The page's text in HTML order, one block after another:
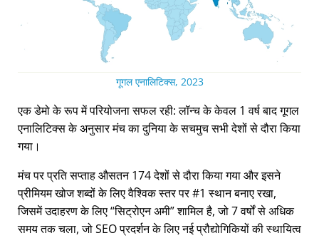
गूगल एनालिटिक्स, 2023
एक डेमो के रूप में परियोजना सफल रही: लॉन्च के केवल 1 वर्ष बाद गूगल
एनालिटिक्स के अनुसार मंच का दुनिया के सचमुच सभी देशों से दौरा किया
गया।
मंच पर प्रति सप्ताह औसतन 174 देशों से दौरा किया गया और इसने
प्रीमियम खोज शब्दों के लिए वैश्विक स्तर पर #1 स्थान बनाए रखा,
जिसमें उदाहरण के लिए सिट्रोएन अमी शामिल है, जो 7 वर्षों से अधिक
समय तक चला, जो SEO प्रदर्शन के लिए नई प्रौद्योगिकियों की स्थायित्व